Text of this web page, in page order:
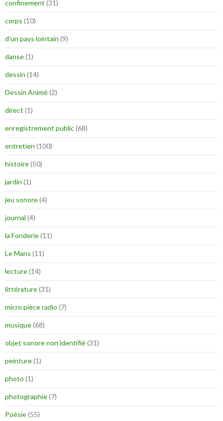
confinement (31)
corps (10)
d'un pays lointain (9)
danse(1)
dessin (14)
Dessin Animé(2)
direct (1)
enregistrement public(68)
entretien (100)
histoire(50)
jardin (1)
jeu sonore(4)
journal (4)
la Fonderie(11)
Le Mans (11)
lecture(14)
littérature(31)
micro pièce radio (7)
musique(68)
objet sonore non identifié(31)
peinture(1)
photo (1)
photographie(7)
Poésie(55)